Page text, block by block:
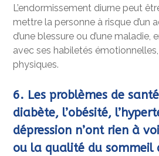
L’endormissement diurne peut
mettre la personne à risque d’un
d’une blessure ou d’une maladie,
avec ses habiletés
physiques.
6. Les problèmes de
diabète, l’obésité,
dépression n’ont rien à
ou la qualité du sommeil